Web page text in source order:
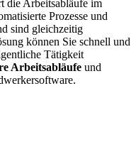
die Arbeitsabläufe im
Prozesse und
sind gleichzeitig
können Sie schnell und
Tätigkeit
Arbeitsabläufe und